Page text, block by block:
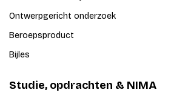
Ontwerpgericht onderzoek
Beroepsproduct
Bijles
Studie, opdrachten & NIMA